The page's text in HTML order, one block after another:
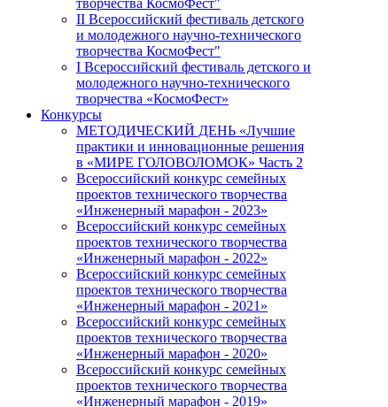
творчества КосмоФест"
II Всероссийский фестиваль детского
и молодежного научно-технического
творчества КосмоФест"
I Всероссийский фестиваль детского и
молодежного научно-технического
творчества «КосмоФест»
Конкурсы
МЕТОДИЧЕСКИЙ ДЕНЬ «Лучшие
практики и инновационные решения
в «МИРЕ ГОЛОВОЛОМОК» Часть 2
Всероссийский конкурс семейных
проектов технического творчества
«Инженерный марафон - 2023»
Всероссийский конкурс семейных
проектов технического творчества
«Инженерный марафон - 2022»
Всероссийский конкурс семейных
проектов технического творчества
«Инженерный марафон - 2021»
Всероссийский конкурс семейных
проектов технического творчества
«Инженерный марафон - 2020»
Всероссийский конкурс семейных
проектов технического творчества
«Инженерный марафон - 2019»